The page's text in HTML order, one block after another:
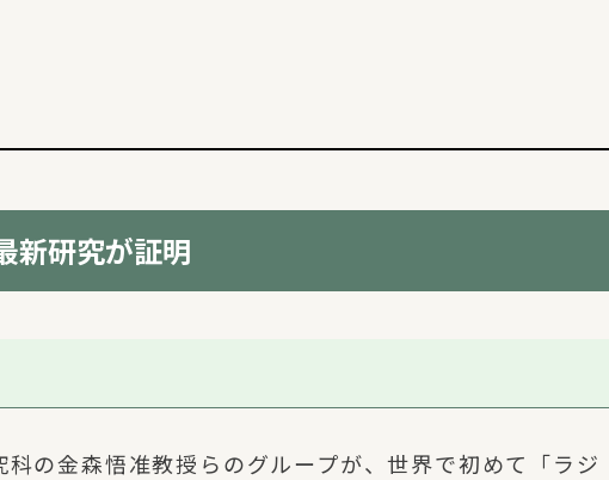
新研究が証明
の金森悟准教授らのグループが、世界で初めて「ラジ